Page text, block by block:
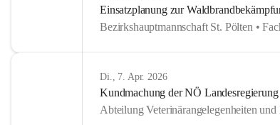
Einsatzplanung zur
Bezirkshauptmannschaft St. Pölten •
Di., 7. Apr. 2026
Kundmachung der NÖ Landesregierung
Abteilung Veterinärangelegenheiten